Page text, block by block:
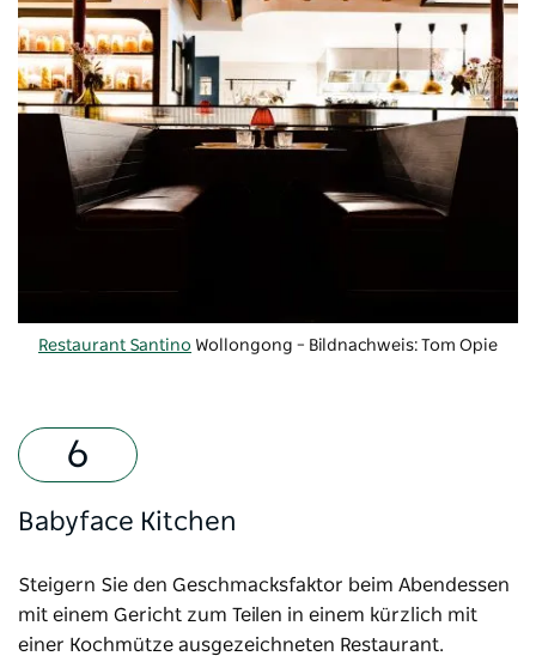
Restaurant Santino Wollongong – Bildnachweis: Tom Opie
Babyface Kitchen
Steigern Sie den Geschmacksfaktor beim Abendessen
mit einem Gericht zum Teilen in einem kürzlich mit
einer Kochmütze ausgezeichneten Restaurant.